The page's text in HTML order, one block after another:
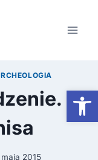
maja 2015